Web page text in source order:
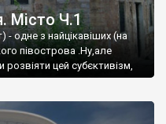
Місто Ч.1
- одне з найцікавіших (на
півострова .Ну,але
цей субєктивізм,